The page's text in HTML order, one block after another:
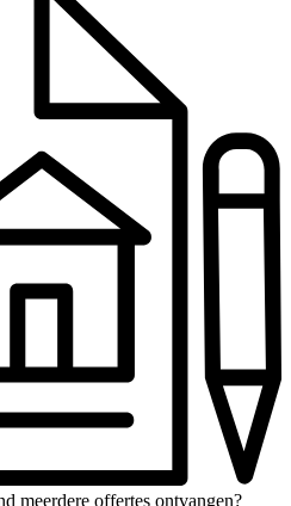
meerdere offertes ontvangen?